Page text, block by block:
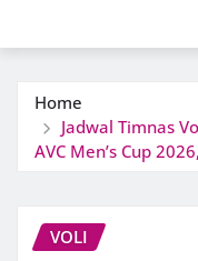
Home
Jadwal Timnas
AVC Men’s Cup
VOLI